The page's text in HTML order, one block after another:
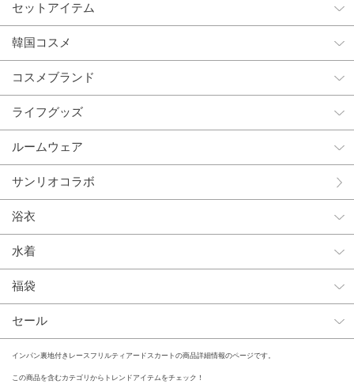
セットアイテム
韓国コスメ
コスメブランド
ライフグッズ
ルームウェア
サンリオコラボ
浴衣
水着
福袋
セール
インパン裏地付きレースフリルティアードスカートの商品詳細情報のページです。
この商品を含むカテゴリからトレンドアイテムをチェック！